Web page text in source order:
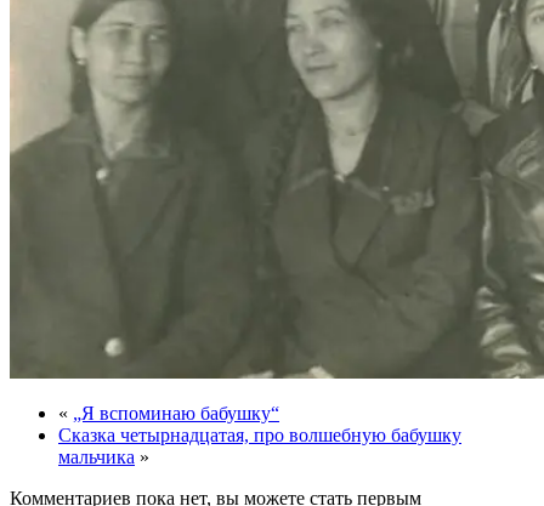
« „Я вспоминаю бабушку“
Сказка четырнадцатая, про волшебную бабушку
мальчика »
Комментариев пока нет, вы можете стать первым